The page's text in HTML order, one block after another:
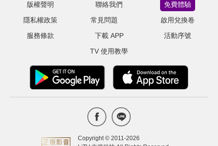
版權聲明
隱私權政策
服務條款
聯絡我們
常見問題
下載 APP
TV 使用教學
免費體驗
啟用兌換卷
活動序號
Copyright © 2011-2026